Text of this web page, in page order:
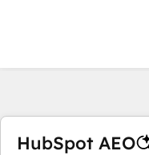
HubSpot AEO